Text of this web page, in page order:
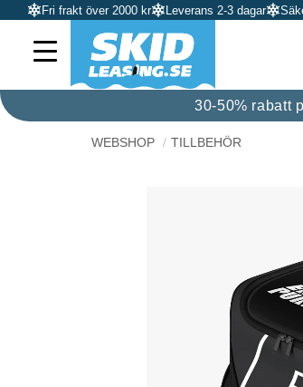
Fri frakt över 2000 kr Leverans 2-3 dagar
30-50% rabatt
WEBSHOP TILLBEHÖR